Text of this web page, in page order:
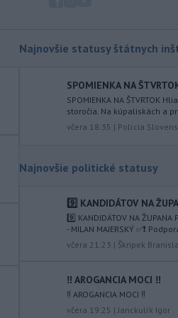
približne 100 ľudí, oznámil vo štvrtok
tamojší starosta Juan Jesús Vivas v
Meteorológovia zo
hydrometeorologického ústavu
vzduchu. V Dolných Plachtinciach v
popoludní 42 stupňov Celzia.
Podpredsedníčka
vykonávajúca funkciu predsedu
zhromaždenia Anikó Hallerová
Nagyová vo štvrtok oznámila, že v
Najnovšie statusy štátnych
SPOMIENKA NA
SPOMIENKA NA ŠTVRTOK
storočia. Na kúpaliskách a
včera 18:35 | Polícia
Najnovšie politické statusy
9️⃣ KANDIDÁTOV NA
9️⃣ KANDIDÁTOV NA ŽUPANA
- MILAN MAJERSKÝ ✅️❗️
včera 21:23 | Škripek
‼️ AROGANCIA MOCI ‼️
‼️ AROGANCIA MOCI ‼️
včera 19:25 | Janckulík Igor